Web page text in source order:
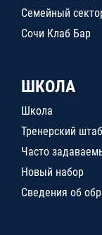
Семейный
Сочи Клаб Бар
ШКОЛА
Школа
Тренерский штаб
Часто
Новый набор
Сведения об